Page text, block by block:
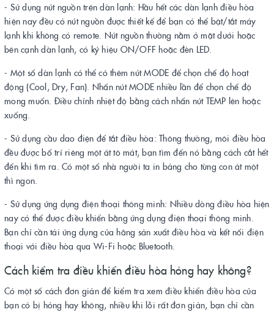
- Sử dụng nút nguồn trên dàn lạnh: Hầu hết các dàn lạnh điều hòa
hiện nay đều có nút nguồn được thiết kế để bạn có thể bật/tắt máy
lạnh khi không có remote. Nút nguồn thường nằm ở mặt dưới hoặc
bên cạnh dàn lạnh, có ký hiệu ON/OFF hoặc đèn LED.
- Một số dàn lạnh có thể có thêm nút MODE để chọn chế độ hoạt
động (Cool, Dry, Fan). Nhấn nút MODE nhiều lần để chọn chế độ
mong muốn. Điều chỉnh nhiệt độ bằng cách nhấn nút TEMP lên hoặc
xuống.
- Sử dụng cầu dao điện để tắt điều hòa: Thông thường, môi điều hòa
đều được bố trí riêng một át tô mát, bạn tìm đến nó bằng cách cắt hết
đến khi tìm ra. Có một số nhà người ta in bảng cho từng con át một
thì ngon.
- Sử dụng ứng dụng điện thoại thông minh: Nhiều dòng điều hòa hiện
nay có thể được điều khiển bằng ứng dụng điện thoại thông minh.
Bạn chỉ cần tải ứng dụng của hãng sản xuất điều hòa và kết nối điện
thoại với điều hòa qua Wi-Fi hoặc Bluetooth.
Cách kiểm tra điều khiển điều hòa hỏng hay không?
Có một số cách đơn giản để kiểm tra xem điều khiển điều hòa của
bạn có bị hỏng hay không, nhiều khi lỗi rất đơn giản, bạn chỉ cần